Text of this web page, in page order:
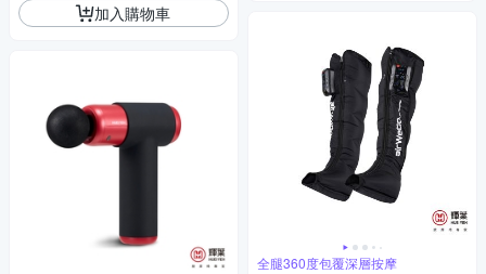
加入購物車
全腿360度包覆深層按摩